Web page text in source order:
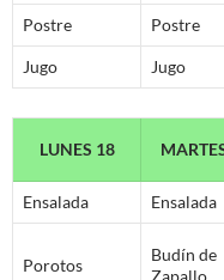
Postre Postre
Jugo Jugo
LUNES 18
Ensalada Ensalada
Porotos
Budín de
Zapallo